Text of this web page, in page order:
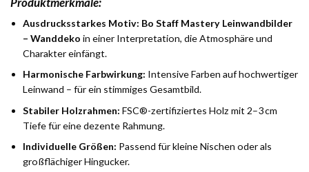
Ausdrucksstarkes Motiv: Bo Staff Mastery Leinwandbilder
– Wanddeko in einer Interpretation, die Atmosphäre und
Charakter einfängt.
Harmonische Farbwirkung: Intensive Farben auf hochwertiger
Leinwand – für ein stimmiges Gesamtbild.
Stabiler Holzrahmen: FSC®-zertifiziertes Holz mit 2–3 cm
Tiefe für eine dezente Rahmung.
Individuelle Größen: Passend für kleine Nischen oder als
großflächiger Hingucker.